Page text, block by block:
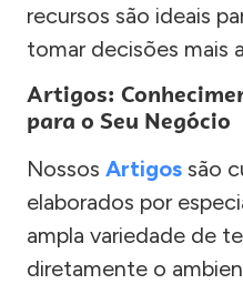
recursos são ideais
tomar decisões mais
Artigos:
para o Seu Negócio
Nossos Artigos são
elaborados por
ampla variedade de
diretamente o